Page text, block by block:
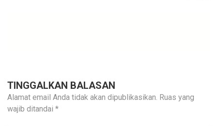
TINGGALKAN BALASAN
Alamat email Anda tidak akan dipublikasikan. Ruas yang
wajib ditandai *